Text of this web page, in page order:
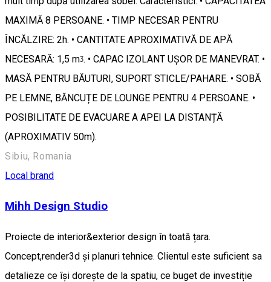
MAXIMĂ 8 PERSOANE. • TIMP NECESAR PENTRU
ÎNCĂLZIRE: 2h. • CANTITATE APROXIMATIVĂ DE APĂ
NECESARĂ: 1,5 mᶾ. • CAPAC IZOLANT UȘOR DE MANEVRAT. •
MASĂ PENTRU BĂUTURI, SUPORT STICLE/PAHARE. • SOBĂ
PE LEMNE, BĂNCUȚE DE LOUNGE PENTRU 4 PERSOANE. •
POSIBILITATE DE EVACUARE A APEI LA DISTANȚĂ
(APROXIMATIV 50m).
Sibiu, Romania
Local brand
Mihh Design Studio
Proiecte de interior&exterior design în toată țara.
Concept,render3d și planuri tehnice. Clientul este suficient sa
detalieze ce își dorește de la spatiu, ce buget de investiție